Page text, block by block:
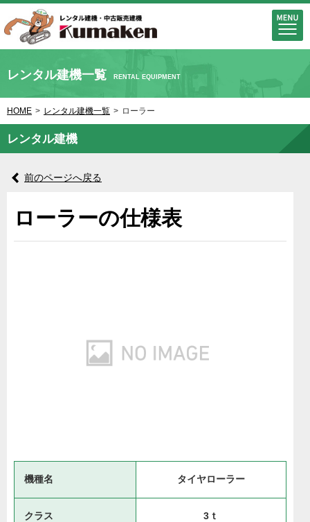
レンタル建機一覧 RENTAL EQUIPMENT
HOME > レンタル建機一覧 > ローラー
レンタル建機
前のページへ戻る
ローラーの仕様表
機種名 タイヤローラー
クラス 3ｔ